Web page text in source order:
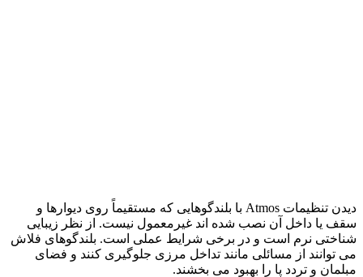
دیدن تنظیمات Atmos با بلندگوهایی که مستقیماً روی دیوارها و
سقف یا داخل آن نصب شده اند غیرمعمول نیست. از نظر زیبایی
شناختی نرم است و در برخی شرایط عملی است. بلندگوهای فلاش
می توانند از مسائلی مانند تداخل مرزی جلوگیری کنند و فضای
مبلمان و تردد پا را بهبود می بخشند.